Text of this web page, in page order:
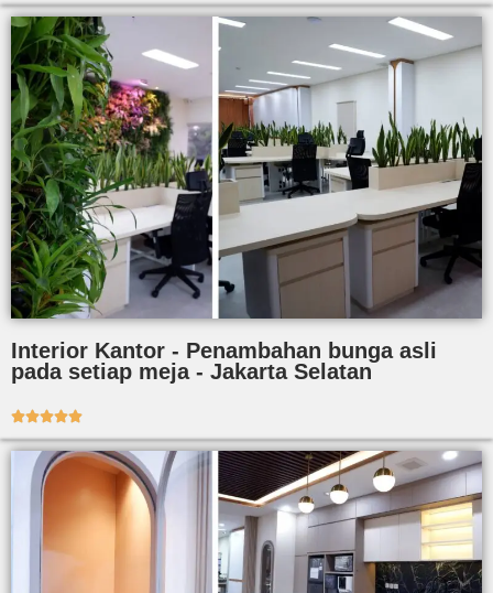
Interior Kantor - Penambahan bunga asli
pada setiap meja - Jakarta Selatan
